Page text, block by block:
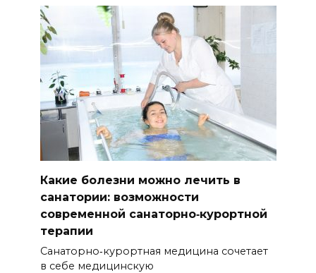
Какие болезни можно лечить в
санатории: возможности
современной санаторно‑курортной
терапии
Санаторно‑курортная медицина сочетает
в себе медицинскую